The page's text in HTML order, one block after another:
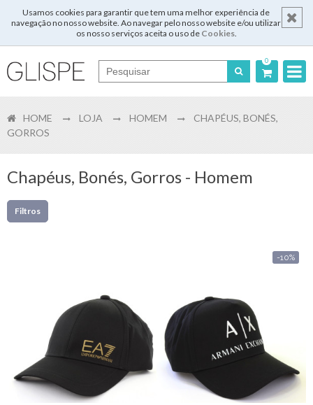
Usamos cookies para garantir que tem uma melhor experiência de
navegação no nosso website. Ao navegar pelo nosso website e/ou utilizar
os nosso serviços aceita o uso de Cookies.
0
English
Français
Registar
Carrinho
de
compras
HOME LOJA HOMEM
CHAPÉUS, BONÉS,
GORROS
Chapéus, Bonés, Gorros - Homem
Filtros
-10%